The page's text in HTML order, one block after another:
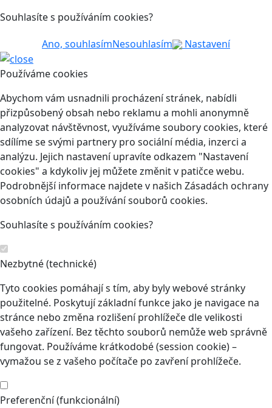
Souhlasíte s používáním cookies?
Ano, souhlasímNesouhlasím Nastavení
Používáme cookies
Abychom vám usnadnili procházení stránek, nabídli
přizpůsobený obsah nebo reklamu a mohli anonymně
analyzovat návštěvnost, využíváme soubory cookies, které
sdílíme se svými partnery pro sociální média, inzerci a
analýzu. Jejich nastavení upravíte odkazem "Nastavení
cookies" a kdykoliv jej můžete změnit v patičce webu.
Podrobnější informace najdete v našich Zásadách ochrany
osobních údajů a používání souborů cookies.
Souhlasíte s používáním cookies?
Nezbytné (technické)
Tyto cookies pomáhají s tím, aby byly webové stránky
použitelné. Poskytují základní funkce jako je navigace na
stránce nebo změna rozlišení prohlížeče dle velikosti
vašeho zařízení. Bez těchto souborů nemůže web správně
fungovat. Používáme krátkodobé (session cookie) –
vymažou se z vašeho počítače po zavření prohlížeče.
Preferenční (funkcionální)